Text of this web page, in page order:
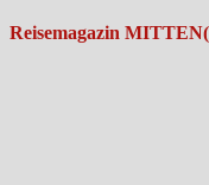
Reisemagazin